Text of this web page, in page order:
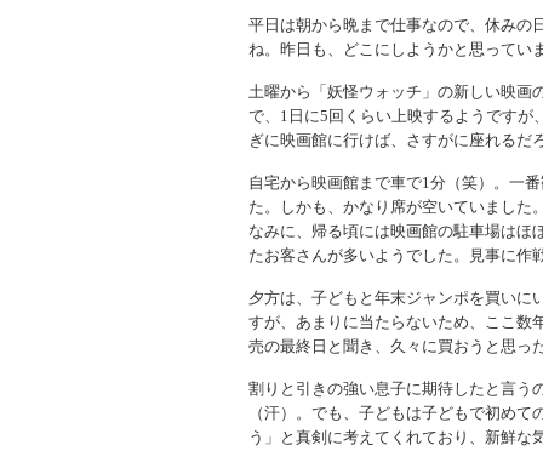
平日は朝から晩まで仕事なので、休みの
ね。昨日も、どこにしようかと思ってい
土曜から「妖怪ウォッチ」の新しい映画
で、1日に5回くらい上映するようですが
ぎに映画館に行けば、さすがに座れるだ
自宅から映画館まで車で1分（笑）。一
た。しかも、かなり席が空いていました
なみに、帰る頃には映画館の駐車場はほ
たお客さんが多いようでした。見事に作
夕方は、子どもと年末ジャンポを買いに
すが、あまりに当たらないため、ここ数
売の最終日と聞き、久々に買おうと思っ
割りと引きの強い息子に期待したと言う
（汗）。でも、子どもは子どもで初め
う」と真剣に考えてくれており、新鮮な